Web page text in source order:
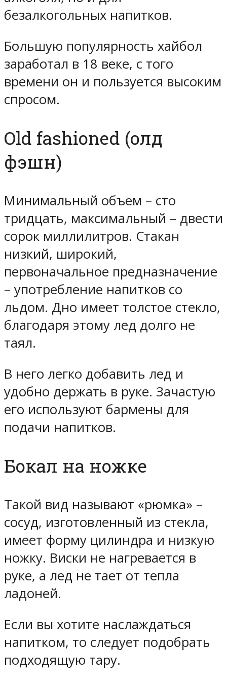
безалкогольных напитков.
Большую популярность хайбол
заработал в 18 веке, с того
времени он и пользуется высоким
спросом.
Old fashioned (олд
фэшн)
Минимальный объем – сто
тридцать, максимальный – двести
сорок миллилитров. Стакан
низкий, широкий,
первоначальное предназначение
– употребление напитков со
льдом. Дно имеет толстое стекло,
благодаря этому лед долго не
таял.
В него легко добавить лед и
удобно держать в руке. Зачастую
его используют бармены для
подачи напитков.
Бокал на ножке
Такой вид называют «рюмка» –
сосуд, изготовленный из стекла,
имеет форму цилиндра и низкую
ножку. Виски не нагревается в
руке, а лед не тает от тепла
ладоней.
Если вы хотите наслаждаться
напитком, то следует подобрать
подходящую тару.